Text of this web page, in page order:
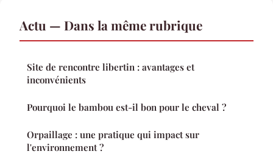
Actu — Dans la même rubrique
Site de rencontre libertin : avantages et
inconvénients
Pourquoi le bambou est-il bon pour le cheval ?
Orpaillage : une pratique qui impact sur
l'environnement ?